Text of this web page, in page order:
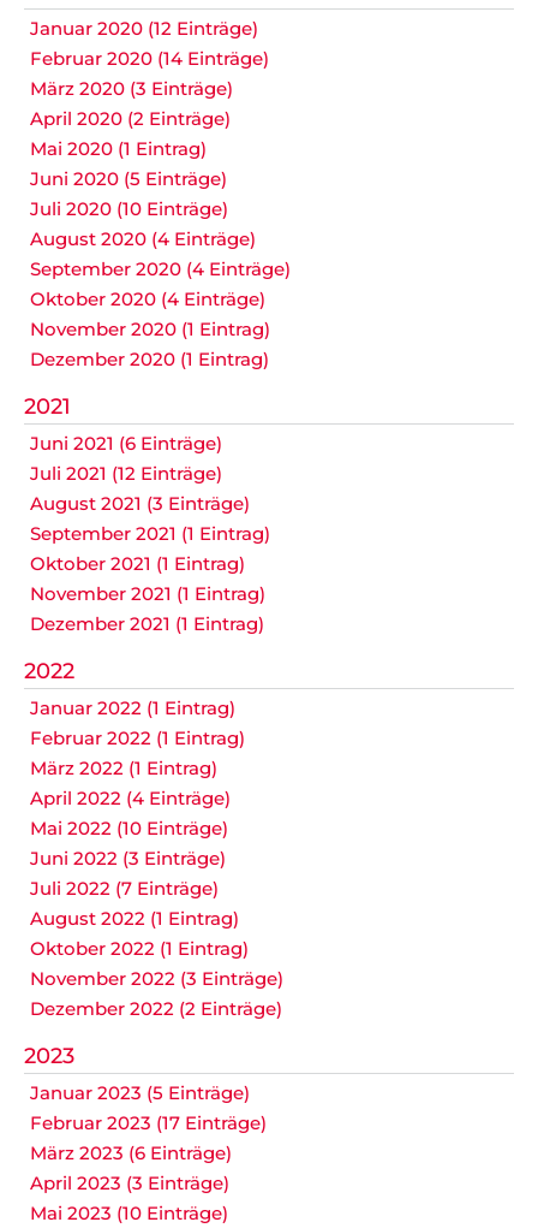
Januar 2020 (12 Einträge)
Februar 2020 (14 Einträge)
März 2020 (3 Einträge)
April 2020 (2 Einträge)
Mai 2020 (1 Eintrag)
Juni 2020 (5 Einträge)
Juli 2020 (10 Einträge)
August 2020 (4 Einträge)
September 2020 (4 Einträge)
Oktober 2020 (4 Einträge)
November 2020 (1 Eintrag)
Dezember 2020 (1 Eintrag)
2021
Juni 2021 (6 Einträge)
Juli 2021 (12 Einträge)
August 2021 (3 Einträge)
September 2021 (1 Eintrag)
Oktober 2021 (1 Eintrag)
November 2021 (1 Eintrag)
Dezember 2021 (1 Eintrag)
2022
Januar 2022 (1 Eintrag)
Februar 2022 (1 Eintrag)
März 2022 (1 Eintrag)
April 2022 (4 Einträge)
Mai 2022 (10 Einträge)
Juni 2022 (3 Einträge)
Juli 2022 (7 Einträge)
August 2022 (1 Eintrag)
Oktober 2022 (1 Eintrag)
November 2022 (3 Einträge)
Dezember 2022 (2 Einträge)
2023
Januar 2023 (5 Einträge)
Februar 2023 (17 Einträge)
März 2023 (6 Einträge)
April 2023 (3 Einträge)
Mai 2023 (10 Einträge)